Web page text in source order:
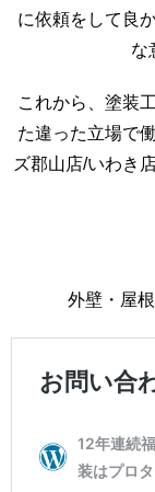
に依頼をして良
な
これから、塗装
た違った立場で
ズ郡山店/いわき
外壁・屋